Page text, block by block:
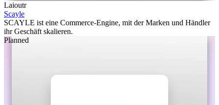
Laioutr
Scayle
SCAYLE ist eine Commerce-Engine, mit der Marken und Händler
ihr Geschäft skalieren.
Planned